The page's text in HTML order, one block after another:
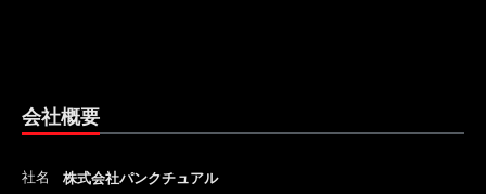
会社概要
社名 株式会社パンクチュアル